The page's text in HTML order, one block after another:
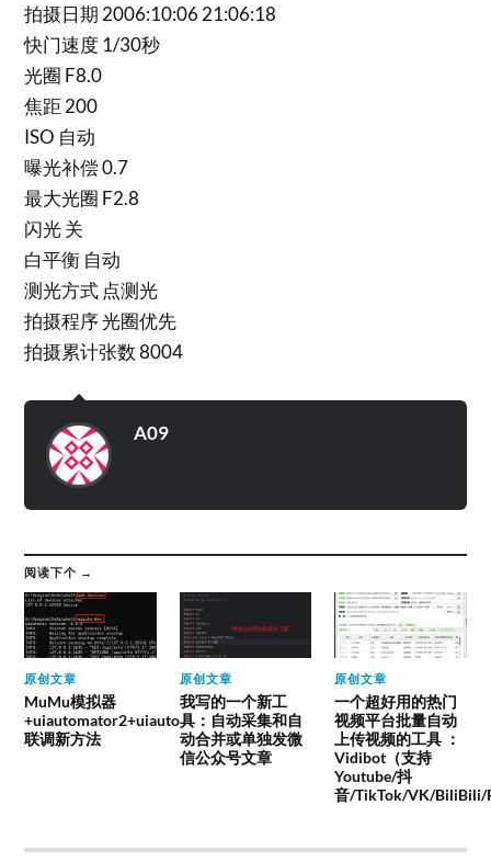
拍摄日期 2006:10:06 21:06:18
快门速度 1/30秒
光圈 F8.0
焦距 200
ISO 自动
曝光补偿 0.7
最大光圈 F2.8
闪光 关
白平衡 自动
测光方式 点测光
拍摄程序 光圈优先
拍摄累计张数 8004
A09
阅读下个 →
原创文章
MuMu模拟器
+uiautomator2+uiauto
联调新方法
原创文章
我写的一个新工
具：自动采集和自
动合并或单独发微
信公众号文章
原创文章
一个超好用的热门
视频平台批量自动
上传视频的工具 ：
Vidibot（支持
Youtube/抖
音/TikTok/VK/BiliBili/